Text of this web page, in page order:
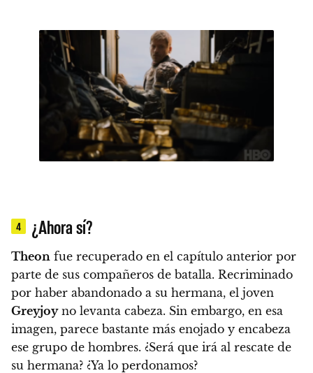
4 ¿Ahora sí?
Theon fue recuperado en el capítulo anterior por
parte de sus compañeros de batalla. Recriminado
por haber abandonado a su hermana, el joven
Greyjoyno levanta cabeza. Sin embargo, en esa
imagen, parece bastante más enojado y encabeza
ese grupo de hombres. ¿Será que irá al rescate de
su hermana? ¿Ya lo perdonamos?